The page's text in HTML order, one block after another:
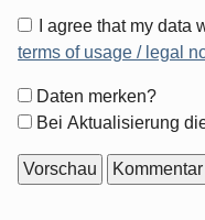
I agree that my
terms of usage / legal
Formular-
Optionen
Daten merken?
Bei Aktualisierung